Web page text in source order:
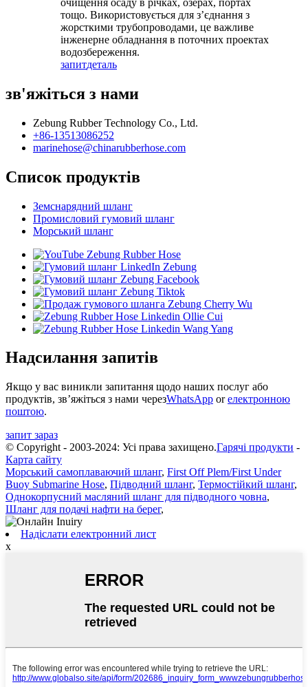
очищення осаду в річках, озерах, портах
тощо. Використовується для з’єднання з
жорсткими трубопроводами, це важливе
інженерне обладнання в поточних проектах
водозбереження.
запитдеталь
зв'яжіться з нами
Zebung Rubber Technology Co., Ltd.
+86-13513086252
marinehose@chinarubberhose.com
Список продуктів
Земснарядний шланг
Промисловий гумовий шланг
Морський шланг
Надсилання запитів
Якщо у вас виникли запитання щодо наших послуг або
продуктів, зв’яжіться з нами черезWhatsApp orелектронною
поштою.
запит зараз
© Copyright - 2003-2024: Усі права захищено.Гарячі продукти -
Карта сайту
Морський самоплаваючий шланг, First Off Plem/First Under
Buoy Submarine Hose, Підводний шланг, Термостійкий шланг,
Однокорпусний масляний шланг для підводного човна,
Шланг для подачі нафти на берег,
Надіслати електронний лист
x